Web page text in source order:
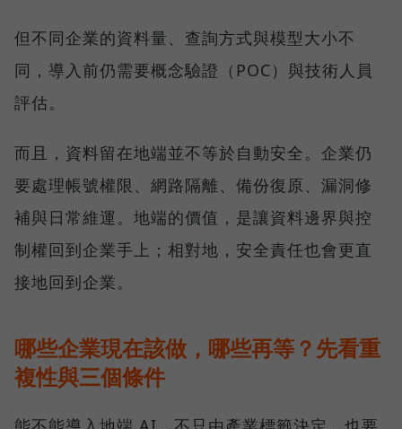
但不同企業的資料量、查詢方式與模型大小不
同，導入前仍需要概念驗證（POC）與技術人員
評估。
而且，資料留在地端並不等於自動安全。企業仍
要處理帳號權限、網路隔離、備份復原、漏洞修
補與日常維運。地端的價值，是讓資料邊界與控
制權回到企業手上；相對地，安全責任也會更直
接地回到企業。
哪些企業現在該做，哪些再等？先看重
複性與三個條件